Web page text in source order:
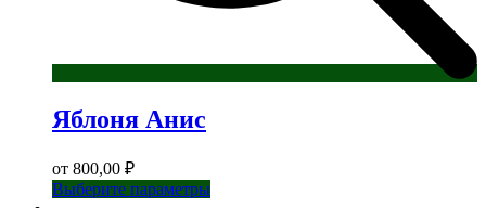
Яблоня Анис
от 800,00 ₽
Выберите параметрыЭтот